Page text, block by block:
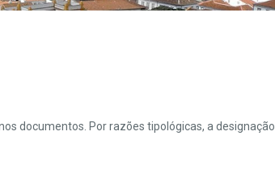
documentos. Por razões tipológicas, a designação